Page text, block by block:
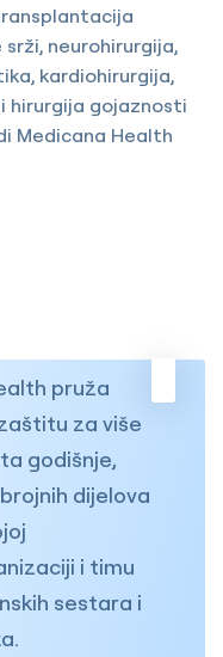
neurohirurgija,
kardiohirurgija,
hirurgija gojaznosti
Medicana Health
pruža
za više
godišnje,
dijelova
i timu
sestara i